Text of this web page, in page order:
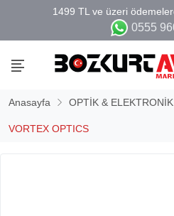
0555
Anasayfa OPTİK & ELEKTRONİK
VORTEX OPTICS